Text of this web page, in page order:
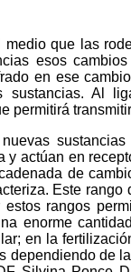
que las
esos
en ese
Al
permitirá
y actúan en
de
Este
rangos
enorme
en la
de